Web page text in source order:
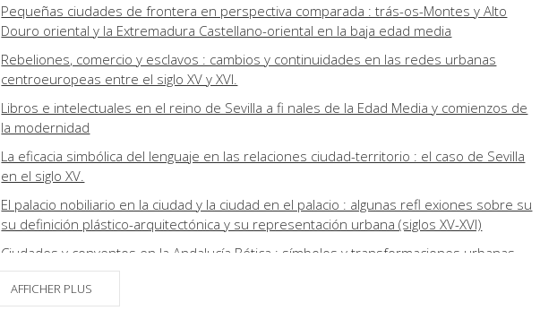
Pequeñas ciudades de frontera en perspectiva comparada : trás-os-Montes y Alto
Douro oriental y la Extremadura Castellano-oriental en la baja edad media
Rebeliones, comercio y esclavos : cambios y continuidades en las redes urbanas
centroeuropeas entre el siglo XV y XVI.
Libros e intelectuales en el reino de Sevilla a fi nales de la Edad Media y comienzos de
la modernidad
La eficacia simbólica del lenguaje en las relaciones ciudad-territorio : el caso de Sevilla
en el siglo XV.
El palacio nobiliario en la ciudad y la ciudad en el palacio : algunas refl exiones sobre su
su definición plástico-arquitectónica y su representación urbana (siglos XV-XVI)
Ciudades y conventos en la Andalucía Bética : símbolos y transformaciones urbanas
(siglos XV-XVI)
AFFICHER PLUS